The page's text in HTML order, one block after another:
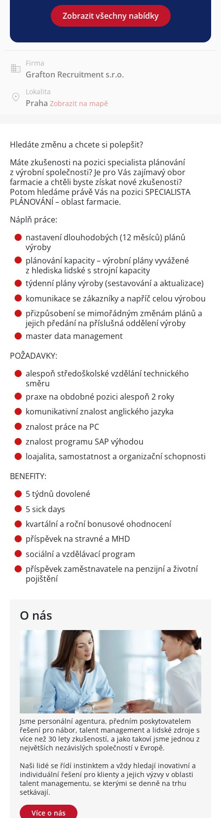
Zobrazit všechny nabídky
Firma
Grafton Recruitment s.r.o.
Lokalita
Praha Zobrazit na mapě
O nás
Jsme personální agentura, předním poskytovatelem
řešení pro nábor, talent management a lidské zdroje s
více než 30 lety zkušeností, a jako takoví jsme jednou z
největších nezávislých společností v Evropě.
Naši lidé se řídí instinktem a vždy hledají inovativní a
individuální řešení pro klienty a jejich výzvy v oblasti
talent managementu, se kterými se denně na trhu
setkávají.
Více o nás
Hledáte změnu a chcete si polepšit?
Máte zkušenosti na pozici specialista plánování
z výrobní společnosti? Je pro Vás zajímavý obor
farmacie a chtěli byste získat nové zkušenosti?
Potom hledáme právě Vás na pozici SPECIALISTA
PLÁNOVÁNÍ – oblast farmacie.
Náplň práce:
nastavení dlouhodobých (12 měsíců) plánů
výroby
plánování kapacity – výrobní plány vyvážené
z hlediska lidské s strojní kapacity
týdenní plány výroby (sestavování a aktualizace)
komunikace se zákazníky a napříč celou výrobou
přizpůsobení se mimořádným změnám plánů a
jejich předání na příslušná oddělení výroby
master data management
POŽADAVKY:
alespoň středoškolské vzdělání technického
směru
praxe na obdobné pozici alespoň 2 roky
komunikativní znalost anglického jazyka
znalost práce na PC
znalost programu SAP výhodou
loajalita, samostatnost a organizační schopnosti
BENEFITY:
5 týdnů dovolené
5 sick days
kvartální a roční bonusové ohodnocení
příspěvek na stravné a MHD
sociální a vzdělávací program
příspěvek zaměstnavatele na penzijní a životní
pojištění